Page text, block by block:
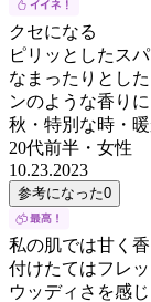
クセになる
ピリッとしたス
なまったりとし
ンのような香りに
秋・特別な時・
20代前半 ・ 女性
10.23.2023
参考になった0
私の肌では甘く
付けたてはフレ
ウッディさを感